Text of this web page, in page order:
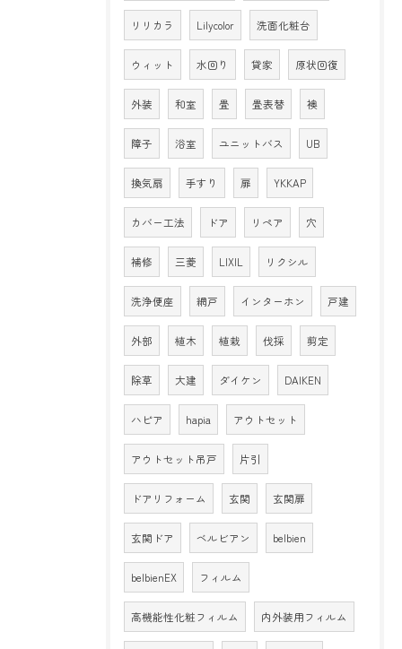
リリカラ Lilycolor 洗面化粧台
ウィット 水回り 貸家 原状回復
外装 和室 畳 畳表替 襖
障子 浴室 ユニットバス UB
換気扇 手すり 扉 YKKAP
カバー工法 ドア リペア 穴
補修 三菱 LIXIL リクシル
洗浄便座 網戸 インターホン 戸建
外部 植木 植栽 伐採 剪定
除草 大建 ダイケン DAIKEN
ハピア hapia アウトセット
アウトセット吊戸 片引
ドアリフォーム 玄関 玄関扉
玄関ドア ベルビアン belbien
belbienEX フィルム
高機能性化粧フィルム 内外装用フィルム